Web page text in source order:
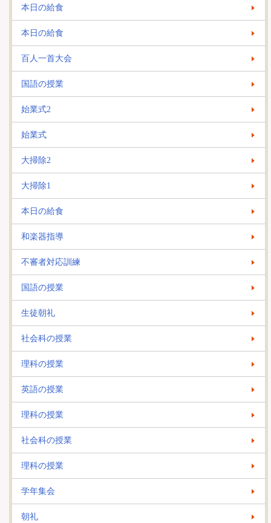
本日の給食
本日の給食
百人一首大会
国語の授業
始業式2
始業式
大掃除2
大掃除1
本日の給食
和楽器指導
不審者対応訓練
国語の授業
生徒朝礼
社会科の授業
理科の授業
英語の授業
理科の授業
社会科の授業
理科の授業
学年集会
朝礼